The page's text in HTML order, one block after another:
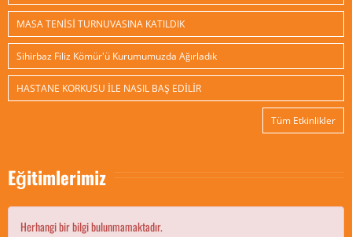
MASA TENİSİ TURNUVASINA KATILDIK
Sihirbaz Filiz Kömür'ü Kurumumuzda Ağırladık
HASTANE KORKUSU İLE NASIL BAŞ EDİLİR
Tüm Etkinlikler
Eğitimlerimiz
Herhangi bir bilgi bulunmamaktadır.